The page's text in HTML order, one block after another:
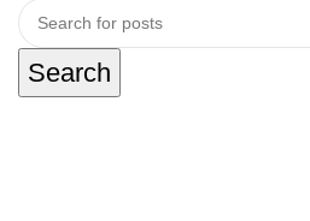
Search